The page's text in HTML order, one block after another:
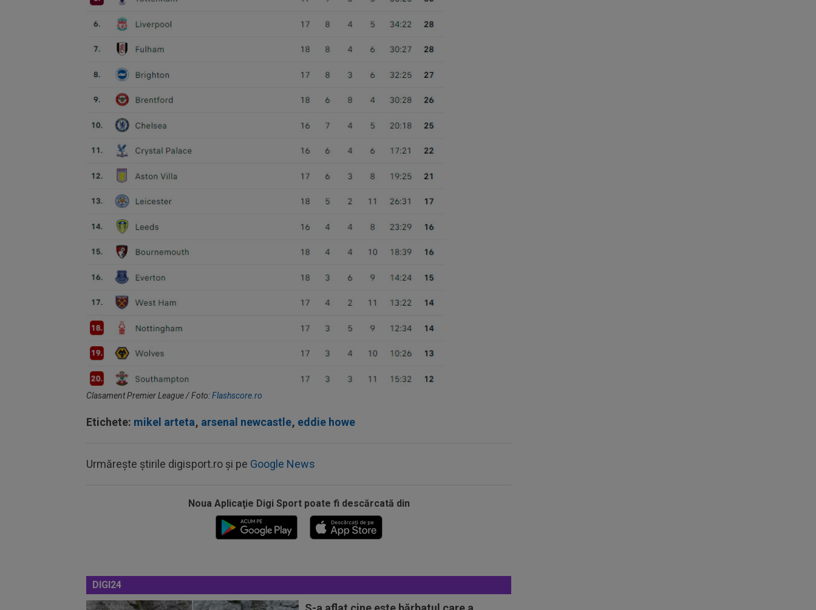
Clasament Premier League / Foto:Flashscore.ro
Etichete: mikel arteta, arsenal newcastle, eddie howe
Urmărește știrile digisport.ro și pe Google News
Noua Aplicaţie Digi Sport poate fi descărcată din
DIGI24